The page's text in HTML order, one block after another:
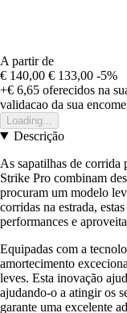
A partir de
€ 140,00 € 133,00 -5%
+€ 6,65 oferecidos na
validacao da sua
Loading...
Descrição
As sapatilhas de
Strike Pro combinam
procuram um modelo
corridas na estrada,
performances e
Equipadas com a
amortecimento
leves. Esta inovação
ajudando-o a atingir os
garante uma excelente